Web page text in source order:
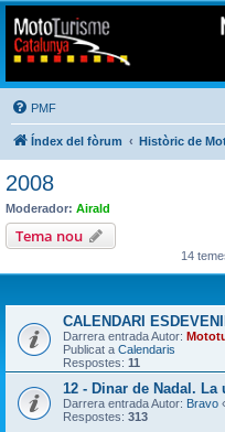
Mototurisme
Turisme en moto en català
PMF
Índex del fòrum Històric de
2008
Moderador: Airald
Tema nou
14
CALENDARI
Darrera entrada Autor:
Publicat a Calendaris
Respostes: 11
12 - Dinar de Nadal. La
Darrera entrada Autor: Bravo
Respostes: 313